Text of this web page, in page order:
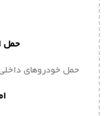
حمل
حمل خودروهای